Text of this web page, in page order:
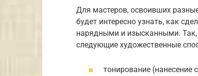
Для мастеров, освоивших
будет интересно узнать, как
нарядными и изысканными. Так,
следующие художественные
тонирование (нанесение